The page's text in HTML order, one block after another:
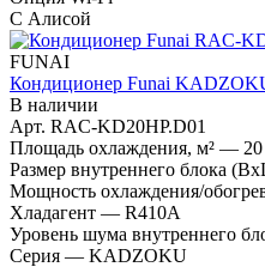
С Алисой
FUNAI
Кондиционер Funai
В наличии
Арт. RAC-KD20HP.D01
Площадь охлаждения, м² — 20
Размер внутреннего блока
Мощность охлаждения/
Хладагент — R410A
Уровень шума внутреннего
Серия — KADZOKU